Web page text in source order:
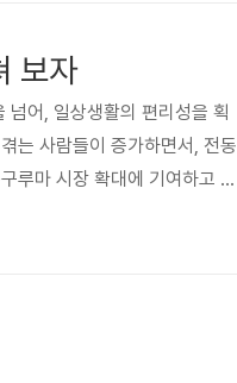
보자
어, 일상생활의 편리성을 획
는 사람들이 증가하면서, 전동
루마 시장 확대에 기여하고 있
. 이 글에서는 다양한 전동구